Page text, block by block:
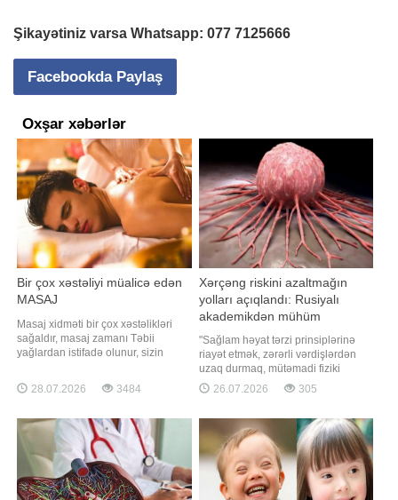
Şikayətiniz varsa Whatsapp: 077 7125666
Facebookda Paylaş
Oxşar xəbərlər
Bir çox xəstəliyi müalicə edən
MASAJ
Masaj xidməti bir çox xəstəlikləri
sağaldır, masaj zamanı Təbii
yağlardan istifadə olunur, sizin
ağrıları, baş ağrılarını vaxtında
götürür. Dünyada edilən masajların
Şərqdə həkimlər masajı resept
olaraq yazırlar. Masaj inteqtaiv bi
28.07.2026 3484
Xərçəng riskini azaltmağın
yolları açıqlandı: Rusiyalı
akademikdən mühüm
tövsiyələr
"Sağlam həyat tərzi prinsiplərinə
riayət etmək, zərərli vərdişlərdən
uzaq durmaq, mütəmadi fiziki
aktivliklə məşğul olmaq və
profilaktik müayinələrdən keçmək
riskini əhəmiyyətli dərəcədə azalda
bilər". xəbər verir ki, bunu "RİA
Novosti"yə müsahibəsind
26.07.2026 305